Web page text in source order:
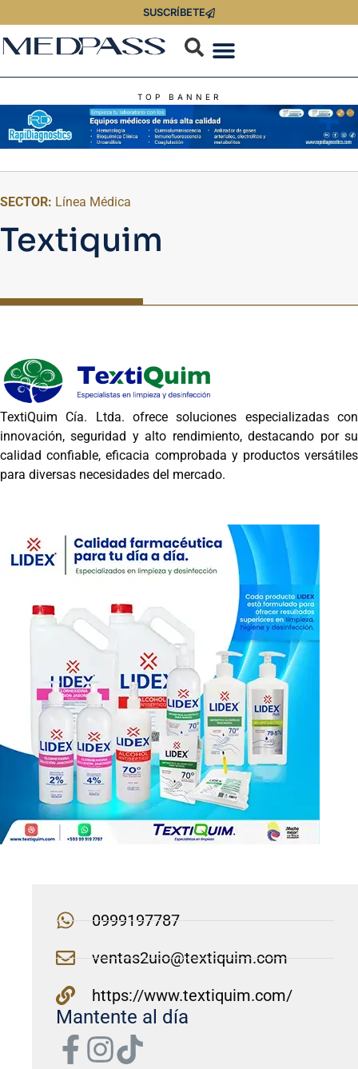
SUSCRÍBETE
TOP BANNER
SECTOR: Línea Médica
Textiquim
TextiQuim Cía. Ltda. ofrece soluciones especializadas con
innovación, seguridad y alto rendimiento, destacando por su
calidad confiable, eficacia comprobada y productos versátiles
para diversas necesidades del mercado.
0999197787
ventas2uio@textiquim.com
https://www.textiquim.com/
Mantente al día